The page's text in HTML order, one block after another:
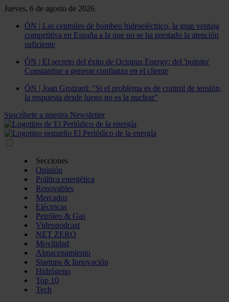
Jueves, 6 de agosto de 2026
ÓN | Las centrales de bombeo hidroeléctrico, la gran ventaja
competitiva en España a la que no se ha prestado la atención
suficiente
ÓN | El secreto del éxito de Octopus Energy: del 'pulpito'
Constantine a generar confianza en el cliente
ÓN | Joan Groizard: "Si el problema es de control de tensión,
la respuesta desde luego no es la nuclear"
Suscríbete a nuestra Newsletter
Secciones
Opinión
Política energética
Renovables
Mercados
Eléctricas
Petróleo & Gas
Videopodcast
NET ZERO
Movilidad
Almacenamiento
Startups & Innovación
Hidrógeno
Top 10
Tech